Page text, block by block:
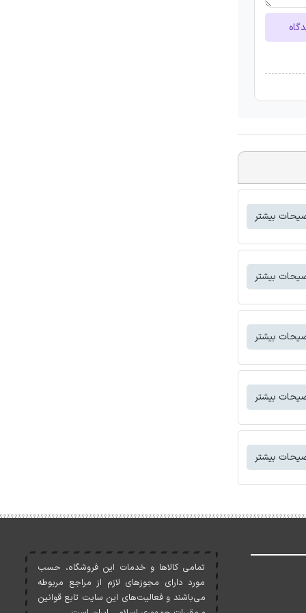
بیشتر
بیشتر
بیشتر
بیشتر
بیشتر
تمامی کالاها و خدمات اين فروشگاه، حسب
مورد دارای مجوزهای لازم از مراجع مربوطه
می‌باشند و فعاليت‌های اين سايت تابع قوانين